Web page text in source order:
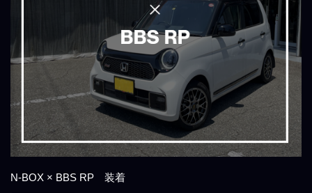
N-BOX × BBS RP 装着